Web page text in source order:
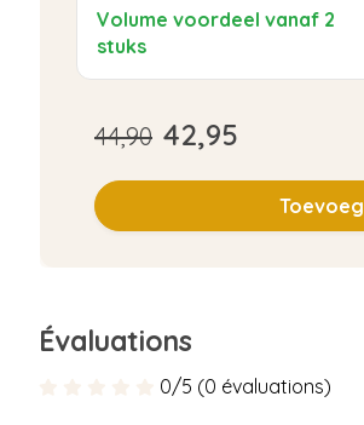
Volume voordeel vanaf 2
stuks
44,90 42,95
Évaluations
0/5 (0 évaluations)